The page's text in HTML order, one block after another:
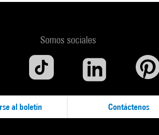
Somos sociales
al boletín Contáctenos